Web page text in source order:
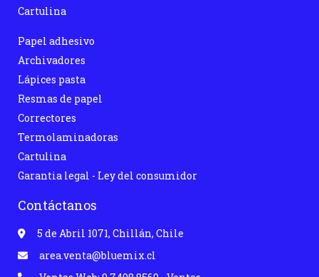
Cartulina
Papel adhesivo
Archivadores
Lápices pasta
Resmas de papel
Correctores
Termolaminadoras
Cartulina
Garantia legal - Ley del consumidor
Contáctanos
5 de Abril 1071, Chillán, Chile
area.venta@bluemix.cl